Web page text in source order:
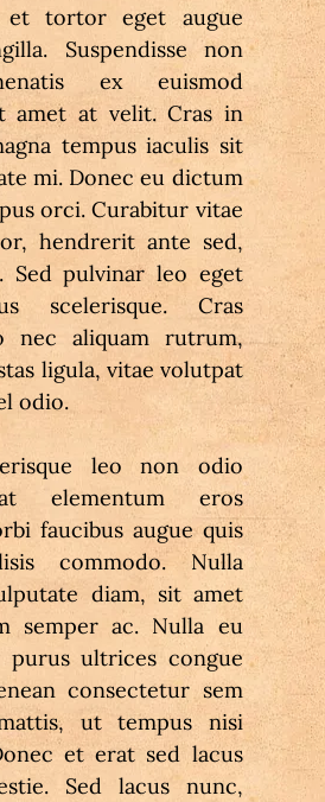
et tortor eget augue
Suspendisse non
ex euismod
amet at velit. Cras in
tempus iaculis sit
mi. Donec eu dictum
orci. Curabitur vitae
hendrerit ante sed,
Sed pulvinar leo eget
scelerisque. Cras
nec aliquam rutrum,
ligula, vitae volutpat
odio.
leo non odio
elementum eros
faucibus augue quis
commodo. Nulla
diam, sit amet
semper ac. Nulla eu
purus ultrices congue
consectetur sem
ut tempus nisi
et erat sed lacus
Sed lacus nunc,